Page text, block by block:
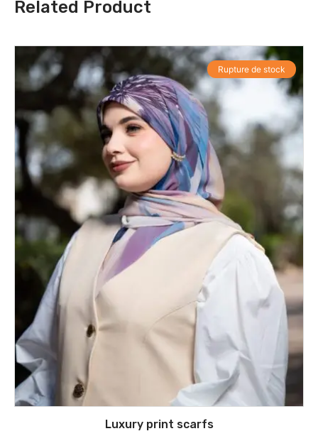
Related Product
Rupture de stock
Luxury print scarfs